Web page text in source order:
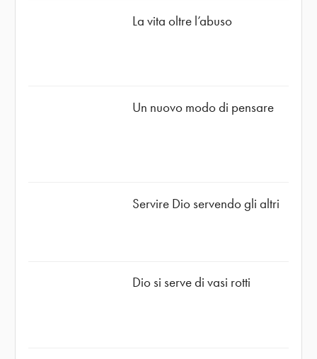
La vita oltre l’abuso
Un nuovo modo di pensare
Servire Dio servendo gli altri
Dio si serve di vasi rotti